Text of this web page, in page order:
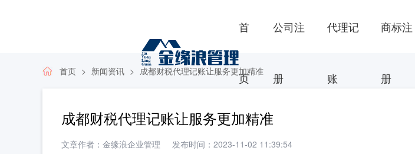
首
页
公司注
册
代理记
账
商标注
册
首页 新闻资讯 成都财税代理记账让服务更加精准
成都财税代理记账让服务更加精准
文章作者：金缘浪企业管理 发布时间：2023-11-02 11:39:54